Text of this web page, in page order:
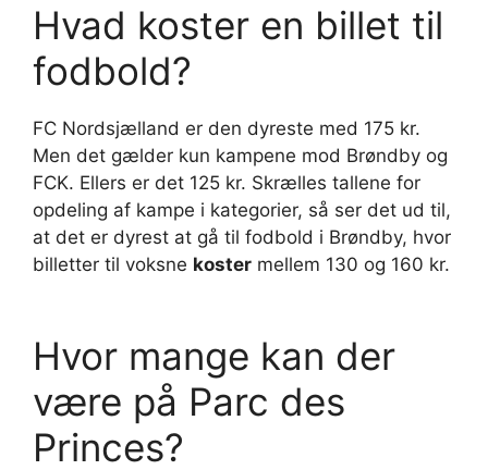
Hvad koster en billet til
fodbold?
FC Nordsjælland er den dyreste med 175 kr.
Men det gælder kun kampene mod Brøndby og
FCK. Ellers er det 125 kr. Skrælles tallene for
opdeling af kampe i kategorier, så ser det ud til,
at det er dyrest at gå til fodbold i Brøndby, hvor
billetter til voksne koster mellem 130 og 160 kr.
Hvor mange kan der
være på Parc des
Princes?